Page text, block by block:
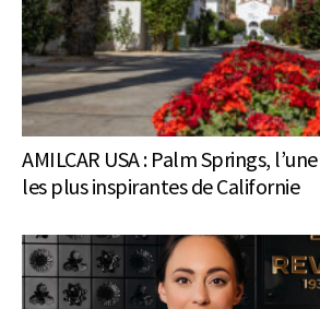
AMILCAR USA : Palm Springs,
les plus inspirantes de Californie